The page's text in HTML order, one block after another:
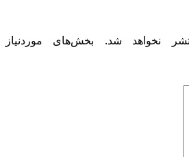
نخواهد شد.
بخش‌های موردنیاز